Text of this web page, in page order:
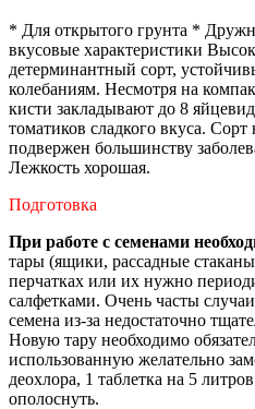
* Для открытого грунта *
вкусовые характеристики
детерминантный сорт,
колебаниям. Несмотря на
кисти закладывают до 8
томатиков сладкого вкуса.
подвержен большинству
Лежкость хорошая.
Подготовка
При работе с семенами
тары (ящики, рассадные
перчатках или их нужно
салфетками. Очень часты
семена из-за недостаточно
Новую тару необходимо
использованную желательно
деохлора, 1 таблетка на 5
ополоснуть.